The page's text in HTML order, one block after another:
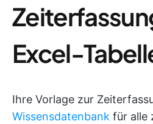
Excel-
Ihre Vorlage zur
Wissensdatenbank für alle